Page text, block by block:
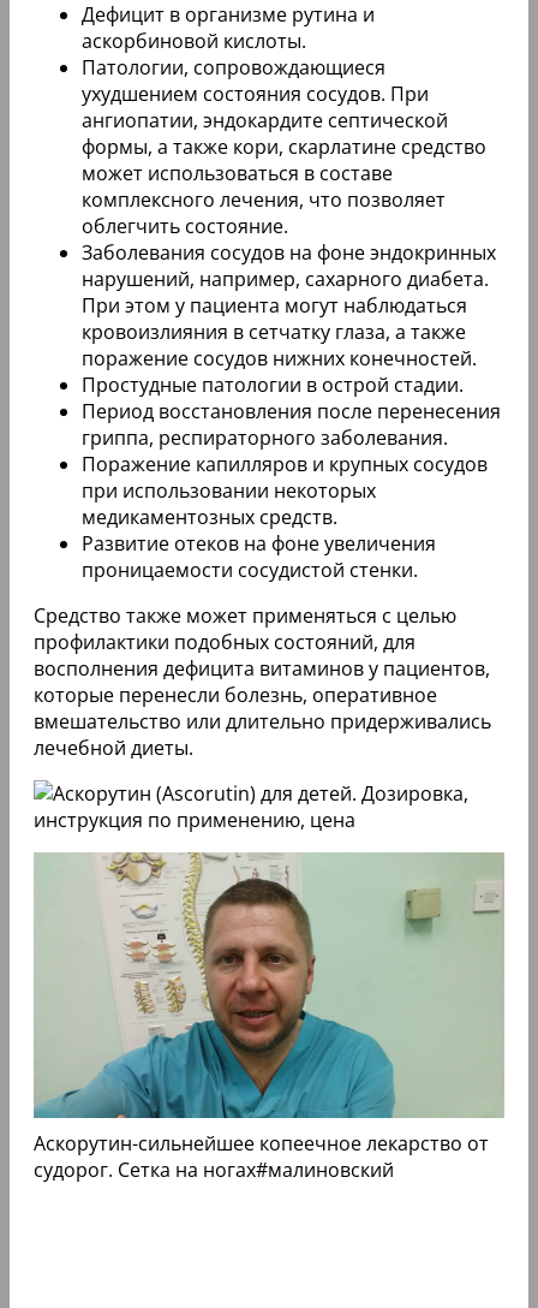
Дефицит в организме рутина и
аскорбиновой кислоты.
Патологии, сопровождающиеся
ухудшением состояния сосудов. При
ангиопатии, эндокардите септической
формы, а также кори, скарлатине средство
может использоваться в составе
комплексного лечения, что позволяет
облегчить состояние.
Заболевания сосудов на фоне эндокринных
нарушений, например, сахарного диабета.
При этом у пациента могут наблюдаться
кровоизлияния в сетчатку глаза, а также
поражение сосудов нижних конечностей.
Простудные патологии в острой стадии.
Период восстановления после перенесения
гриппа, респираторного заболевания.
Поражение капилляров и крупных сосудов
при использовании некоторых
медикаментозных средств.
Развитие отеков на фоне увеличения
проницаемости сосудистой стенки.
Средство также может применяться с целью
профилактики подобных состояний, для
восполнения дефицита витаминов у пациентов,
которые перенесли болезнь, оперативное
вмешательство или длительно придерживались
лечебной диеты.
Аскорутин-сильнейшее копеечное лекарство от
судорог. Сетка на ногах#малиновский